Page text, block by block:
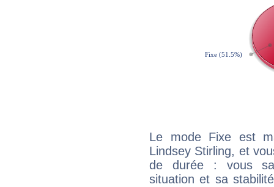
Le mode Fixe est
Lindsey Stirling, et
de durée : vous
situation et sa